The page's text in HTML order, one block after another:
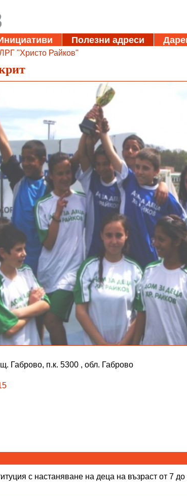
Полезни адреси
"Христо Райков"
Габрово, п.к. 5300 , обл. Габрово
с настаняване на деца на възраст от 7 до